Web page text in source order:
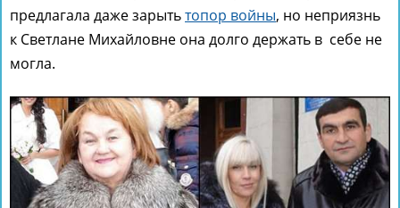
предлагала даже зарытьтопор войны, но неприязнь
к Светлане Михайловне она долго держать в себе не
могла.